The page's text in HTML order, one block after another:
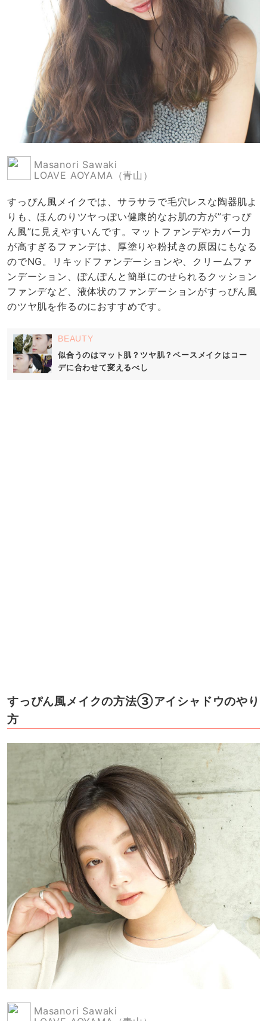
Masanori Sawaki
LOAVE AOYAMA（青山）
すっぴん風メイクでは、サラサラで毛穴レスな陶器肌よ
りも、ほんのりツヤっぽい健康的なお肌の方が”すっぴ
ん風”に見えやすいんです。マットファンデやカバー力
が高すぎるファンデは、厚塗りや粉拭きの原因にもなる
のでNG。リキッドファンデーションや、クリームファ
ンデーション、ぽんぽんと簡単にのせられるクッション
ファンデなど、液体状のファンデーションがすっぴん風
のツヤ肌を作るのにおすすめです。
BEAUTY
似合うのはマット肌？ツヤ肌？ベースメイクはコー
デに合わせて変えるべし
すっぴん風メイクの方法③アイシャドウのやり
方
Masanori Sawaki